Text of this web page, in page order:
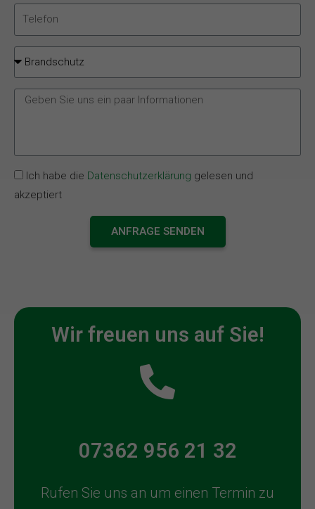
Ich habe die Datenschutzerklärung gelesen und
akzeptiert
ANFRAGE SENDEN
Wir freuen uns auf Sie!
07362 956 21 32
Rufen Sie uns an um einen Termin zu